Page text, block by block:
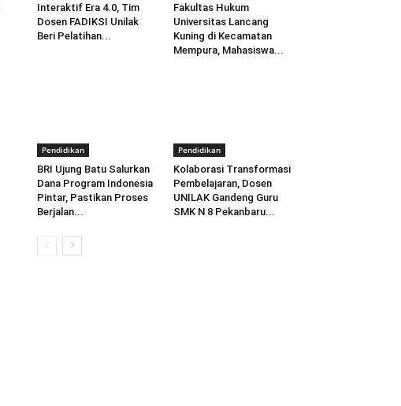
Interaktif Era 4.0, Tim
Dosen FADIKSI Unilak
Beri Pelatihan...
Fakultas Hukum
Universitas Lancang
Kuning di Kecamatan
Mempura, Mahasiswa...
Pendidikan
BRI Ujung Batu Salurkan
Dana Program Indonesia
Pintar, Pastikan Proses
Berjalan...
Pendidikan
Kolaborasi Transformasi
Pembelajaran, Dosen
UNILAK Gandeng Guru
SMK N 8 Pekanbaru...